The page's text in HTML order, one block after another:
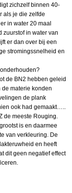
zichzelf binnen 40-
als je die zelfde
in water 20 maal
zuurstof in water van
er dan over bij een
stromingssnelheid en
de BN2 hebben geleid
materie konden
de plank
ook had gemaakt…..
de meeste Rouging.
is en daarmee
van verkleuring. De
en heeft
dit geen negatief effect